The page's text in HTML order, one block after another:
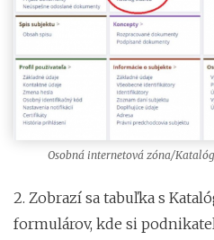
Osobná internetová zóna/
2. Zobrazí sa tabuľka s
formulárov, kde si